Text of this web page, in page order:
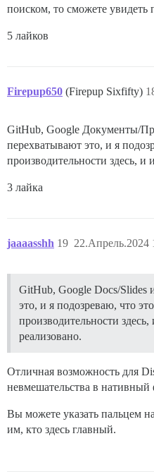
поиском, то сможете
5 лайков
Firepup650 (Firepup Sixfifty)
GitHub, Google Документы/
перехватывают это, и я
производительности здесь, и
3 лайка
jaaaasshh 22.Апрель.2024
19
GitHub, Google Docs/Slides
это, и я подозреваю, что
производительности
реализовано.
Отличная возможность для
невмешательства в
Вы можете указать пальцем
им, кто здесь главный.